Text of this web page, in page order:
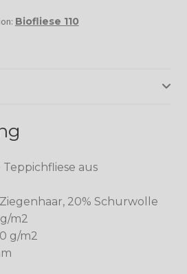
Biofliese 110
Teppichfliese aus
20% Schurwolle
m2
g/m2